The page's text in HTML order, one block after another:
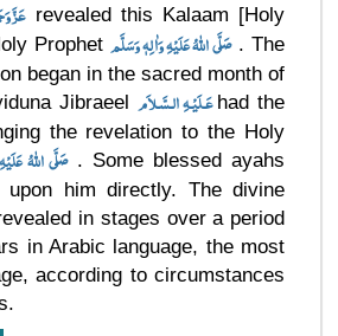
revealed this Kalaam [Holy
Prophet صَلَّى اللهُ عَلَيْهِ وَاٰلِهٖ وَسَلَّم. The
began in the sacred month of
Jibraeel
had the
the revelation to the Holy
صَلَّى اللهُ. Some blessed ayahs
upon him directly. The divine
in stages over a period
in Arabic language, the most
according to circumstances